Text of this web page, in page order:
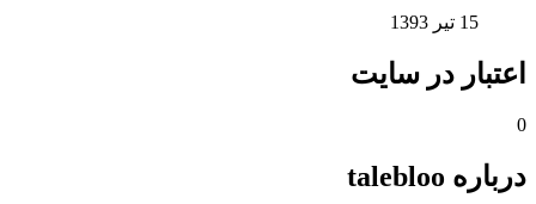
15 تیر 1393
اعتبار در سایت
0
درباره talebloo